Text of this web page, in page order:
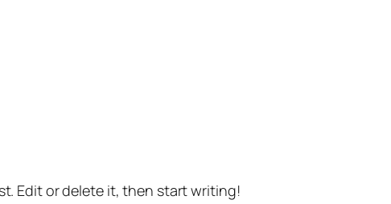
Edit or delete it, then start writing!